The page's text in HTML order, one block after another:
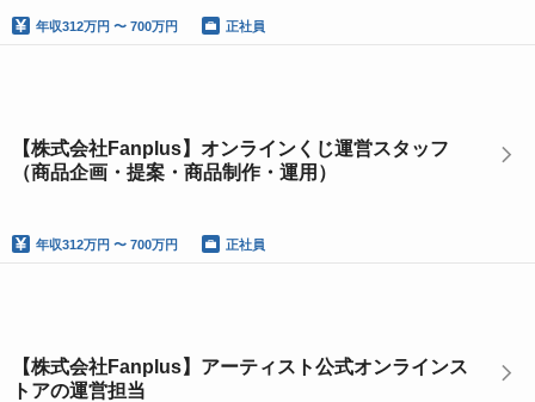
年収312万円 〜 700万円 正社員
【株式会社Fanplus】オンラインくじ運営スタッフ
（商品企画・提案・商品制作・運用）
年収312万円 〜 700万円 正社員
【株式会社Fanplus】アーティスト公式オンラインス
トアの運営担当